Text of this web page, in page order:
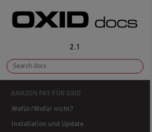
2.1
AMAZON PAY FÜR OXID
Wofür/Wofür nicht?
Installation und Update